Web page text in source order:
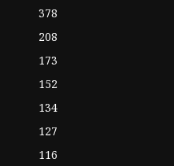
378
208
173
152
134
127
116